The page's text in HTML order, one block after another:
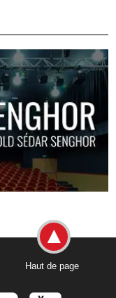
Haut de page